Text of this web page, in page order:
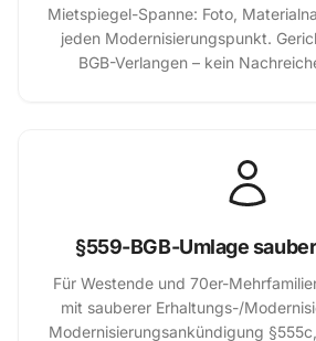
Mietspiegel-Spanne: Foto,
jeden Modernisierungspunkt.
BGB-Verlangen – kein
§559-BGB-Umlage
Für Westende und 70er-
mit sauberer Erhaltungs-/
Modernisierungsankündigung